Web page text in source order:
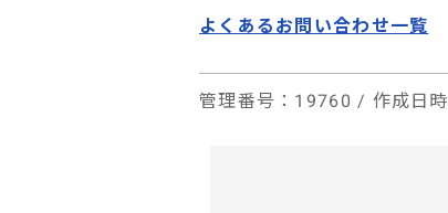
よくあるお問い合わせ一覧
管理番号 ：19760 / 作成日時